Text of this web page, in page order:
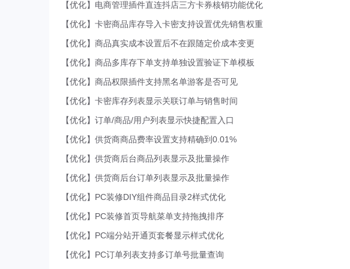
【优化】电商管理插件直连抖店三方卡券核销功能优化
【优化】卡密商品库存导入卡密支持设置优先销售权重
【优化】商品真实成本设置后不在跟随定价成本变更
【优化】商品多库存下单支持单独设置验证下单模板
【优化】商品权限插件支持黑名单游客是否可见
【优化】卡密库存列表显示关联订单与销售时间
【优化】订单/商品/用户列表显示快捷配置入口
【优化】供货商商品费率设置支持精确到0.01%
【优化】供货商后台商品列表显示及批量操作
【优化】供货商后台订单列表显示及批量操作
【优化】PC装修DIY组件商品目录2样式优化
【优化】PC装修首页导航菜单支持拖拽排序
【优化】PC端分站开通页套餐显示样式优化
【优化】PC订单列表支持多订单号批量查询